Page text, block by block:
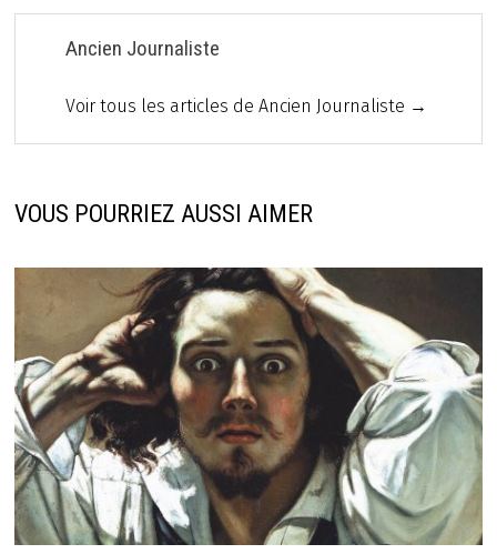
Ancien Journaliste
Voir tous les articles de Ancien Journaliste →
VOUS POURRIEZ AUSSI AIMER